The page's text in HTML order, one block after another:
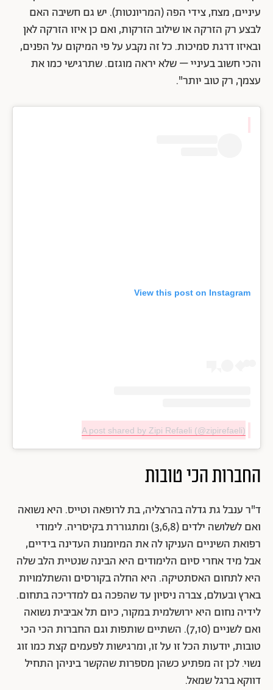
עיניים, מצח, צידי הפה (המריונטות). יש גם חשיבה האם
לבצע רק הזרקה או שילוב הזרקות, ואם כן איזו הזרקה לאן
ובאיזו דרגת סמיכות. כל זה נקבע על פי המיקום על הפנים,
והכי חשוב בעיניי – שלא יראה מוגזם. שתרגישי כמו את
עצמך, רק טוב יותר".
View this post on Instagram
A post shared by Zipi Refaeli (@zipirefaeli)
החברות הכי טובות
ד"ר ענבל גת גדלה בהרצליה, בת לרופאה וטייס. היא נשואה
ואם לשלושה ילדים (3,6,8) ומתגוררת בקיסריה. לימודי
רפואת השיניים העניקו לה את המיומנות העדינה בידיים,
אבל מיד אחרי סיום הלימודים היא הבינה שנטיית הלב שלה
היא לתחום האסתטיקה. היא החלה בקורסים והשתלמויות
בארץ ובעולם, צברה ניסיון עד שהפכה גם למדריכה בתחום.
לידיה נחום היא ירושלמית במקור, כיום תל אביבית נשואה
ואם לשניים (7,10). השתיים שותפות וגם החברות הכי הכי
טובות, יודעות הכל זו על זו, ומרגישות לפעמים קצת כמו זוג
נשוי. לכן זה מפתיע כשהן מספרות שהקשר ביניהן התחיל
דווקא ברגל שמאל.